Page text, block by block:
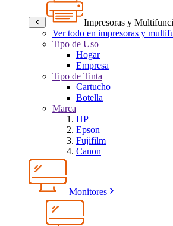
Impresoras y
Ver todo en impresoras y
Tipo de Uso
Hogar
Empresa
Tipo de Tinta
Cartucho
Botella
Marca
HP
Epson
Fujifilm
Canon
Monitores